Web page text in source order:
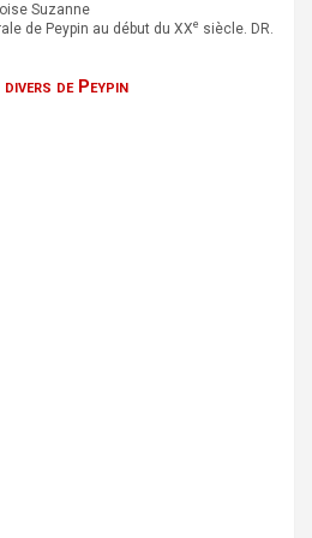
Suzanne
de Peypin au début du XXe siècle. DR.
de Peypin